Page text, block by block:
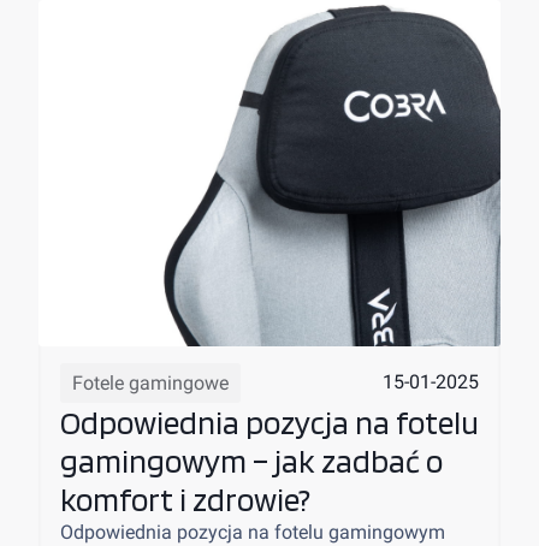
Fotele gamingowe 15-01-2025
Odpowiednia pozycja na fotelu
gamingowym – jak zadbać o
komfort i zdrowie?
Odpowiednia pozycja na fotelu gamingowym